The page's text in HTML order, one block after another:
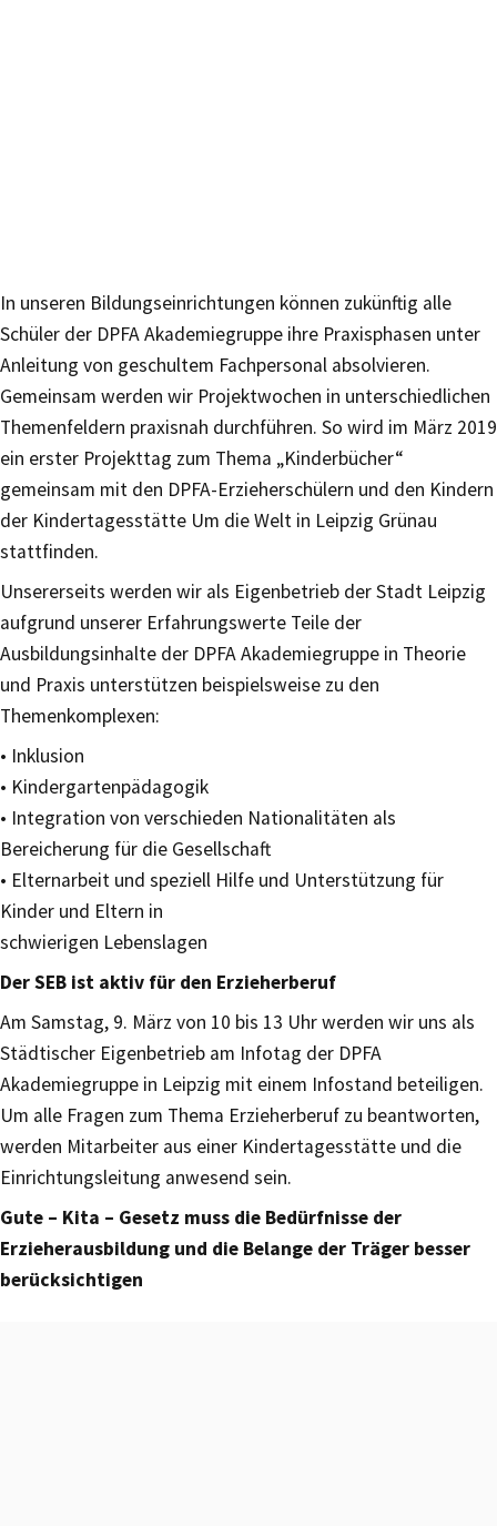
In unseren Bildungseinrichtungen können zukünftig alle
Schüler der DPFA Akademiegruppe ihre Praxisphasen unter
Anleitung von geschultem Fachpersonal absolvieren.
Gemeinsam werden wir Projektwochen in unterschiedlichen
Themenfeldern praxisnah durchführen. So wird im März 2019
ein erster Projekttag zum Thema „Kinderbücher“
gemeinsam mit den DPFA-Erzieherschülern und den Kindern
der Kindertagesstätte Um die Welt in Leipzig Grünau
stattfinden.
Unsererseits werden wir als Eigenbetrieb der Stadt Leipzig
aufgrund unserer Erfahrungswerte Teile der
Ausbildungsinhalte der DPFA Akademiegruppe in Theorie
und Praxis unterstützen beispielsweise zu den
Themenkomplexen:
• Inklusion
• Kindergartenpädagogik
• Integration von verschieden Nationalitäten als
Bereicherung für die Gesellschaft
• Elternarbeit und speziell Hilfe und Unterstützung für
Kinder und Eltern in
schwierigen Lebenslagen
Der SEB ist aktiv für den Erzieherberuf
Am Samstag, 9. März von 10 bis 13 Uhr werden wir uns als
Städtischer Eigenbetrieb am Infotag der DPFA
Akademiegruppe in Leipzig mit einem Infostand beteiligen.
Um alle Fragen zum Thema Erzieherberuf zu beantworten,
werden Mitarbeiter aus einer Kindertagesstätte und die
Einrichtungsleitung anwesend sein.
Gute – Kita – Gesetz muss die Bedürfnisse der
Erzieherausbildung und die Belange der Träger besser
berücksichtigen